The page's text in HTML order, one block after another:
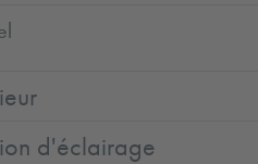
d'éclairage